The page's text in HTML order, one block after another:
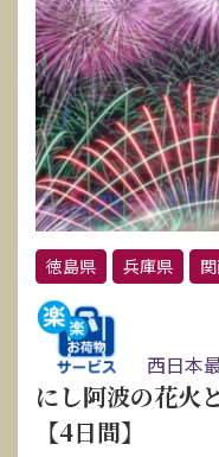
徳島県 兵庫県
西日本
にし阿波の花火
【4日間】